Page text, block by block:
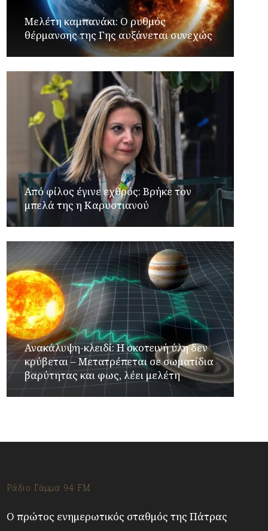
Μελέτη καμπανάκι: Ο ρυθμός
θέρμανσης της Γης αυξάνεται συνεχώς
Από φίλος έγινε εχθρός: Βρήκε τον
μπελά της η Καρυστιανού
Ανακάλυψη-κλειδί: Η σκοτεινή ύλη δεν
κρύβεται – Μετατρέπεται σε σωματίδια
βαρύτητας και φως, λέει μελέτη
Ράδιο Γάμμα 94 FM
Ο πρώτος ενημερωτικός σταθμός της Πάτρας